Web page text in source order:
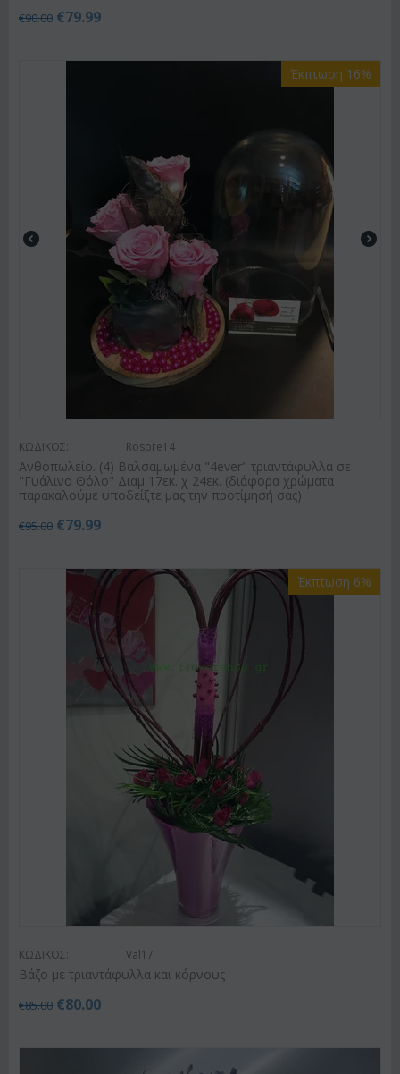
€90.00 €79.99
Έκπτωση 16%
ΚΩΔΙΚΟΣ: Rospre14
Ανθοπωλείο. (4) Βαλσαμωμένα "4ever" τριαντάφυλλα σε
"Γυάλινο Θόλο" Διαμ 17εκ. χ 24εκ. (διάφορα χρώματα
παρακαλούμε υποδείξτε μας την προτίμησή σας)
€95.00 €79.99
Έκπτωση 6%
ΚΩΔΙΚΟΣ: Val17
Βάζο με τριαντάφυλλα και κόρνους
€85.00 €80.00